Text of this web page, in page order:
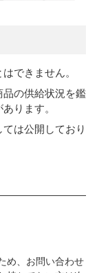
できません。
の供給状況を鑑
ります。
は公開しており
め、お問い合わせ